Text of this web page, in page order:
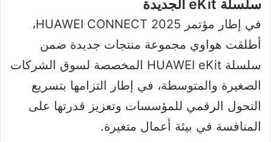
سلسلة eKit الجديدة
في إطار مؤتمر HUAWEI CONNECT 2025،
أطلقت هواوي مجموعة منتجات جديدة ضمن
سلسلة HUAWEI eKit المخصصة لسوق الشركات
الصغيرة والمتوسطة، في إطار التزامها بتسريع
التحول الرقمي للمؤسسات وتعزيز قدرتها على
المنافسة في بيئة أعمال متغيرة.